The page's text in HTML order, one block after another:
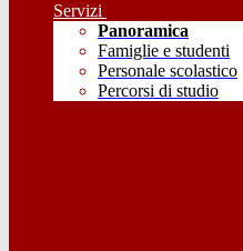
Servizi
Panoramica
Famiglie e studenti
Personale scolastico
Percorsi di studio